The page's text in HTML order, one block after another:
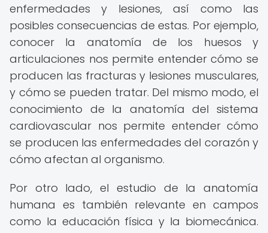
enfermedades y lesiones, así como las
posibles consecuencias de estas. Por ejemplo,
conocer la anatomía de los huesos y
articulaciones nos permite entender cómo se
producen las fracturas y lesiones musculares,
y cómo se pueden tratar. Del mismo modo, el
conocimiento de la anatomía del sistema
cardiovascular nos permite entender cómo
se producen las enfermedades del corazón y
cómo afectan al organismo.
Por otro lado, el estudio de la anatomía
humana es también relevante en campos
como la educación física y la biomecánica.